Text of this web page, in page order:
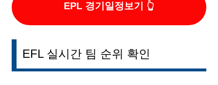
EPL 경기일정보기
EFL 실시간 팀 순위 확인